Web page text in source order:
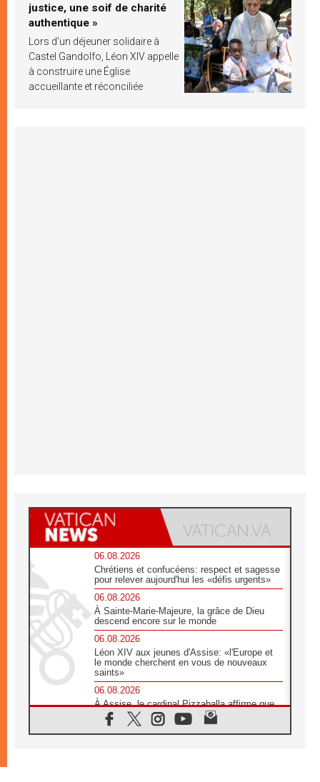
justice, une soif de charité
authentique »
Lors d’un déjeuner solidaire à
Castel Gandolfo, Léon XIV appelle
à construire une Église
accueillante et réconciliée
06.08.2026
Chrétiens et confucéens: respect et sagesse
pour relever aujourd'hui les «défis urgents»
06.08.2026
À Sainte-Marie-Majeure, la grâce de Dieu
descend encore sur le monde
06.08.2026
Léon XIV aux jeunes d'Assise: «l'Europe et
le monde cherchent en vous de nouveaux
saints»
06.08.2026
À Assise, le cardinal Pizzaballa affirme que
«les chrétiens veulent la paix»
06.08.2026